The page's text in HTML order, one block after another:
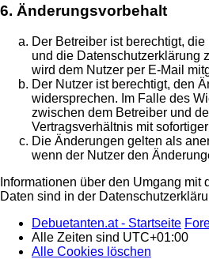
6. Änderungsvorbehalt
Der Betreiber ist berechtigt,
und die Datenschutzerklärung
wird dem Nutzer per E-Mail
Der Nutzer ist berechtigt, den
widersprechen. Im Falle des
zwischen dem Betreiber und
Vertragsverhältnis mit
Die Änderungen gelten als
wenn der Nutzer den
Informationen über den Umgang mit
Daten sind in der
Debuetanten.at - Startseite
Alle Zeiten sind UTC+01:00
Alle Cookies löschen